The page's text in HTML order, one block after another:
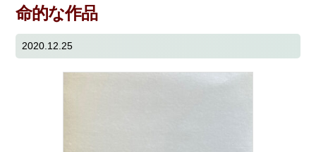
命的な作品
2020.12.25